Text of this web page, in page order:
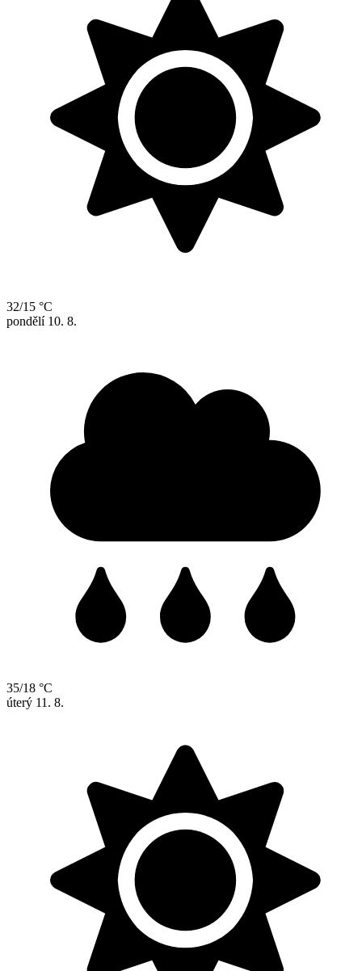
32/15 °C
pondělí 10. 8.
35/18 °C
úterý 11. 8.